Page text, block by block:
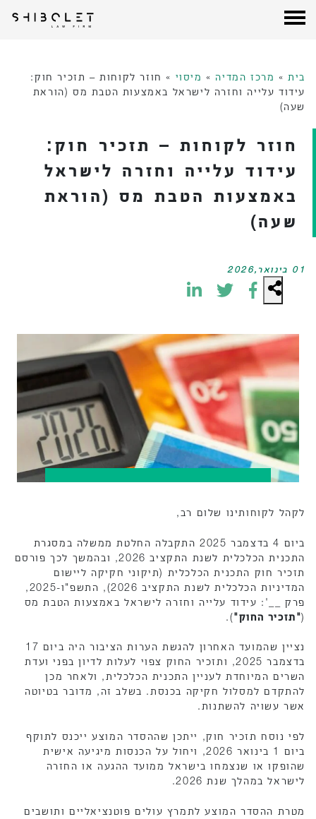
בית » מרכז המדיה» מיסוי » חוזר לקוחות – תזכיר חוק:
עידוד עלייה וחזרה לישראל באמצעות הטבת מס (הוראת
שעה)
חוזר לקוחות – תזכיר חוק:
עידוד עלייה וחזרה לישראל
באמצעות הטבת מס (הוראת
שעה)
01 בינואר,2026
לקהל לקוחותינו שלום רב,
ביום 4 בדצמבר 2025 התקבלה החלטת ממשלה במסגרת
התכנית הכלכלית לשנת התקציב 2026, ובהמשך לכך פורסם
תזכיר חוק התכנית הכלכלית (תיקוני חקיקה ליישום
המדיניות הכלכלית לשנת התקציב 2026), התשפ"ו-2025,
פרק __': עידוד עלייה וחזרה לישראל באמצעות הטבת מס
("תזכיר החוק").
נציין שהמועד האחרון להגשת הערות הציבור היה ביום 17
בדצמבר 2025, ותזכיר החוק צפוי לעלות לדיון בפני ועדת
השרים המיוחדת לעניין התכנית הכלכלית, ולאחר מכן
להתקדם למסלול חקיקה בכנסת. בשלב זה, מדובר בטיוטה
אשר עשויה להשתנות.
לפי נוסח תזכיר חוק, ייתכן שההסדר המוצע ייכנס לתוקף
ביום 1 בינואר 2026, ויחול על הכנסות מיגיעה אישית
שהופקו או שנצמחו בישראל ממועד ההגעה או החזרה
לישראל במהלך שנת 2026.
מטרת ההסדר המוצע לתמרץ עולים פוטנציאליים ותושבים